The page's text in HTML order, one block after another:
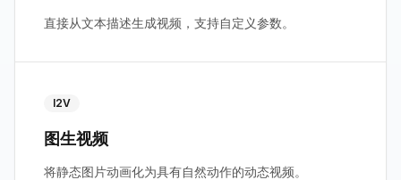
直接从文本描述生成视频，支持自定义参数。
I2V
图生视频
将静态图片动画化为具有自然动作的动态视频。